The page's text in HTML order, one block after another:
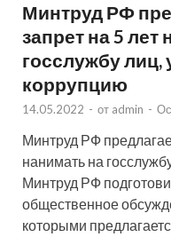
Минтруд РФ
запрет на 5 лет
госслужбу лиц,
коррупцию
14.05.2022 - от admin -
Минтруд РФ
нанимать на
Минтруд РФ
общественное
которыми